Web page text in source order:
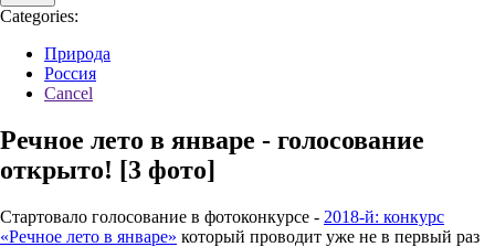
Categories:
Природа
Россия
Cancel
Речное лето в январе - голосование
открыто! [3 фото]
Стартовало голосование в фотоконкурсе - 2018-й: конкурс
«Речное лето в январе» который проводит уже не в первый раз